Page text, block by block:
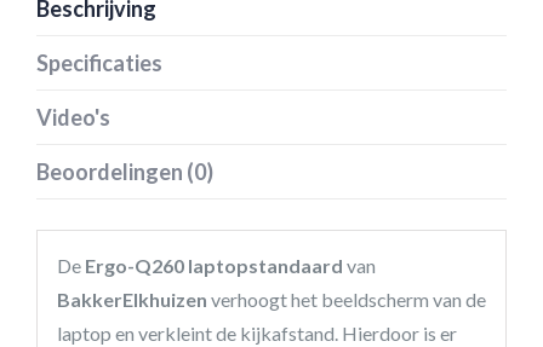
Beschrijving
Specificaties
Beoordelingen (0)
Video's
De Ergo-Q260 laptopstandaard van
BakkerElkhuizen verhoogt het beeldscherm van de
laptop en verkleint de kijkafstand. Hierdoor is er